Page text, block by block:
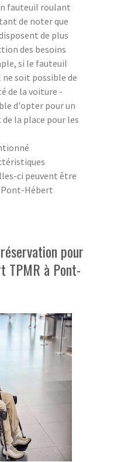
fauteuil roulant
de noter que
de plus
des besoins
si le fauteuil
soit possible de
de la voiture -
d'opter pour un
la place pour les
ci peuvent être
Pont-Hébert
pour
TPMR à Pont-